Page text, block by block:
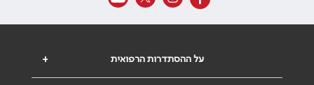
+ על ההסתדרות הרפואית